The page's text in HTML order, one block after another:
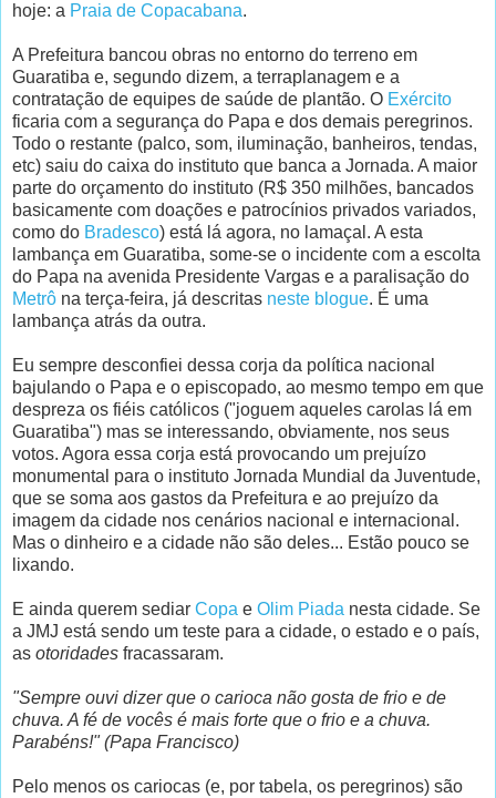
hoje: a Praia de Copacabana.
A Prefeitura bancou obras no entorno do terreno em
Guaratiba e, segundo dizem, a terraplanagem e a
contratação de equipes de saúde de plantão. O Exército
ficaria com a segurança do Papa e dos demais peregrinos.
Todo o restante (palco, som, iluminação, banheiros, tendas,
etc) saiu do caixa do instituto que banca a Jornada. A maior
parte do orçamento do instituto (R$ 350 milhões, bancados
basicamente com doações e patrocínios privados variados,
como do Bradesco) está lá agora, no lamaçal. A esta
lambança em Guaratiba, some-se o incidente com a escolta
do Papa na avenida Presidente Vargas e a paralisação do
Metrô na terça-feira, já descritas neste blogue. É uma
lambança atrás da outra.
Eu sempre desconfiei dessa corja da política nacional
bajulando o Papa e o episcopado, ao mesmo tempo em que
despreza os fiéis católicos ("joguem aqueles carolas lá em
Guaratiba") mas se interessando, obviamente, nos seus
votos. Agora essa corja está provocando um prejuízo
monumental para o instituto Jornada Mundial da Juventude,
que se soma aos gastos da Prefeitura e ao prejuízo da
imagem da cidade nos cenários nacional e internacional.
Mas o dinheiro e a cidade não são deles... Estão pouco se
lixando.
E ainda querem sediar Copa e Olim Piada nesta cidade. Se
a JMJ está sendo um teste para a cidade, o estado e o país,
as otoridades fracassaram.
"Sempre ouvi dizer que o carioca não gosta de frio e de
chuva. A fé de vocês é mais forte que o frio e a chuva.
Parabéns!" (Papa Francisco)
Pelo menos os cariocas (e, por tabela, os peregrinos) são